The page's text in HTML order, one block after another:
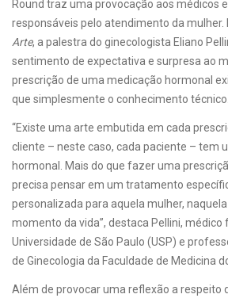
Round traz uma provocação aos médicos
responsáveis pelo atendimento da mulher.
Arte, a palestra do ginecologista Eliano
sentimento de expectativa e surpresa ao
prescrição de uma medicação hormonal
que simplesmente o conhecimento técnico.
“Existe uma arte embutida em cada
cliente – neste caso, cada paciente – tem
hormonal. Mais do que fazer uma
precisa pensar em um tratamento
personalizada para aquela mulher,
momento da vida”, destaca Pellini, médico
Universidade de São Paulo (USP) e
de Ginecologia da Faculdade de Medicina
Além de provocar uma reflexão a respeito